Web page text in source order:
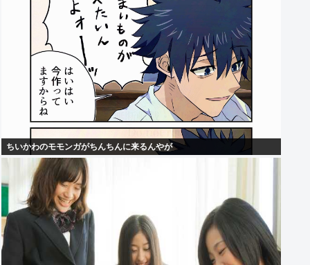
ちいかわのモモンガがちんちんに来るんやが